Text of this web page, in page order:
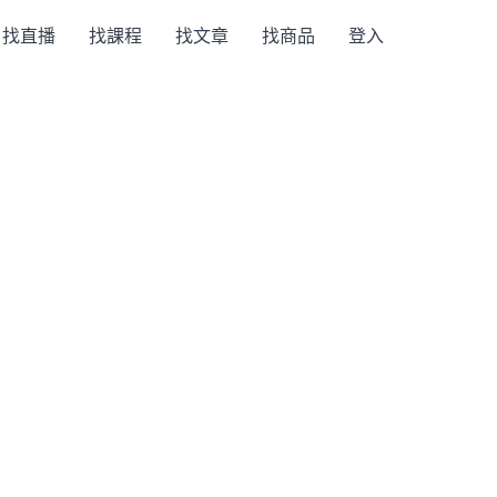
找直播 找課程 找文章 找商品 登入